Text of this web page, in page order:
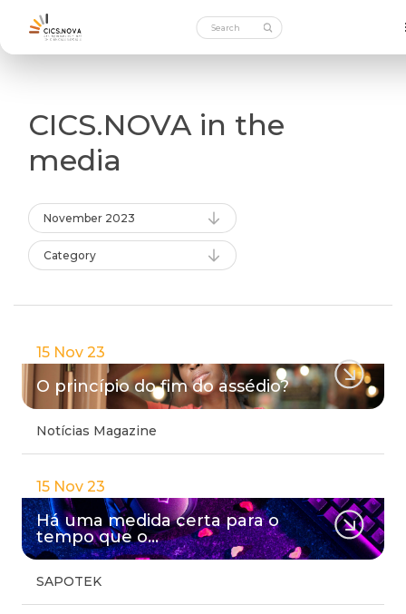
CICS.NOVA in the
media
November 2023
Category
15 Nov 23
O princípio do fim do assédio?
Notícias Magazine
15 Nov 23
Há uma medida certa para o
tempo que o…
SAPOTEK